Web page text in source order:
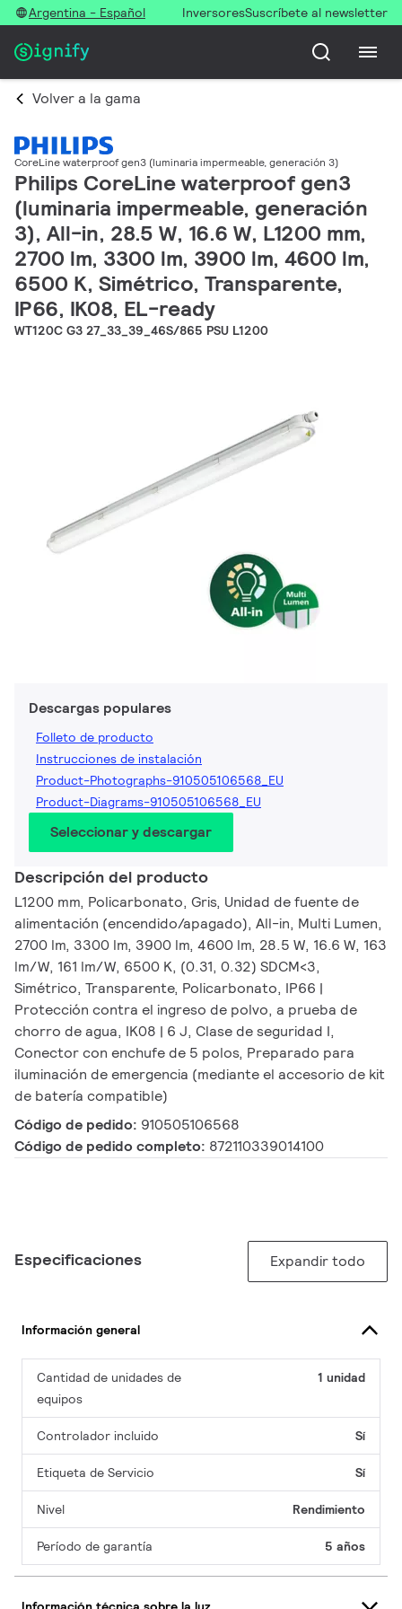
Argentina - Español InversoresSuscríbete al newsletter
Volver a la gama
CoreLine waterproof gen3 (luminaria impermeable, generación 3)
Philips CoreLine waterproof gen3
(luminaria impermeable, generación
3), All-in, 28.5 W, 16.6 W, L1200 mm,
2700 lm, 3300 lm, 3900 lm, 4600 lm,
6500 K, Simétrico, Transparente,
IP66, IK08, EL-ready
WT120C G3 27_33_39_46S/865 PSU L1200
Descargas populares
Folleto de producto
Instrucciones de instalación
Product-Photographs-910505106568_EU
Product-Diagrams-910505106568_EU
Seleccionar y descargar
Descripción del producto
L1200 mm, Policarbonato, Gris, Unidad de fuente de
alimentación (encendido/apagado), All-in, Multi Lumen,
2700 lm, 3300 lm, 3900 lm, 4600 lm, 28.5 W, 16.6 W, 163
lm/W, 161 lm/W, 6500 K, (0.31, 0.32) SDCM<3,
Simétrico, Transparente, Policarbonato, IP66 |
Protección contra el ingreso de polvo, a prueba de
chorro de agua, IK08 | 6 J, Clase de seguridad I,
Conector con enchufe de 5 polos, Preparado para
iluminación de emergencia (mediante el accesorio de kit
de batería compatible)
Código de pedido: 910505106568
Código de pedido completo: 872110339014100
Especificaciones Expandir todo
Información general
Cantidad de unidades de
equipos
1 unidad
Controlador incluido Sí
Etiqueta de Servicio Sí
Nivel Rendimiento
Período de garantía 5 años